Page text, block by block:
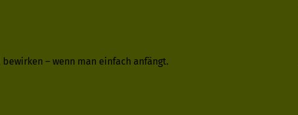
– wenn man einfach anfängt.